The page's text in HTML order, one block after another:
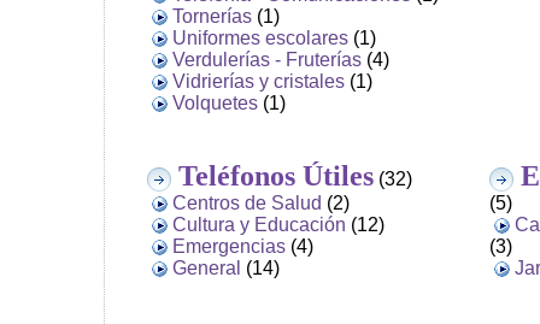
Tornerías (1)
Uniformes escolares (1)
Verdulerías - Fruterías (4)
Vidrierías y cristales (1)
Volquetes (1)
Teléfonos Útiles (32)
Centros de Salud (2)
Cultura y Educación (12)
Emergencias (4)
General (14)
(5)
(3)